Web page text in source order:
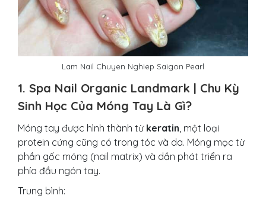
Lam Nail Chuyen Nghiep Saigon Pearl
1. Spa Nail Organic Landmark | Chu Kỳ
Sinh Học Của Móng Tay Là Gì?
Móng tay được hình thành từ keratin, một loại
protein cứng cũng có trong tóc và da. Móng mọc từ
phần gốc móng (nail matrix) và dần phát triển ra
phía đầu ngón tay.
Trung bình: